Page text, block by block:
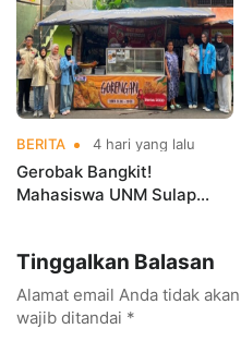
BERITA 4 hari yang lalu
Gerobak Bangkit!
Mahasiswa UNM Sulap
Tinggalkan Balasan
Alamat email Anda tidak
wajib ditandai *